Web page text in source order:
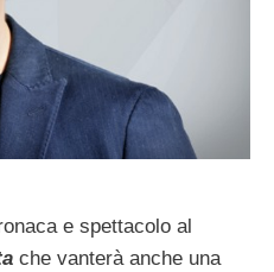
e spettacolo al
che vanterà anche una